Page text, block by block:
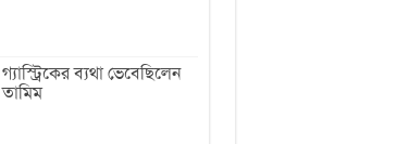
গ্যাস্ট্রিকের ব্যথা ভেবেছিলেন
তামিম